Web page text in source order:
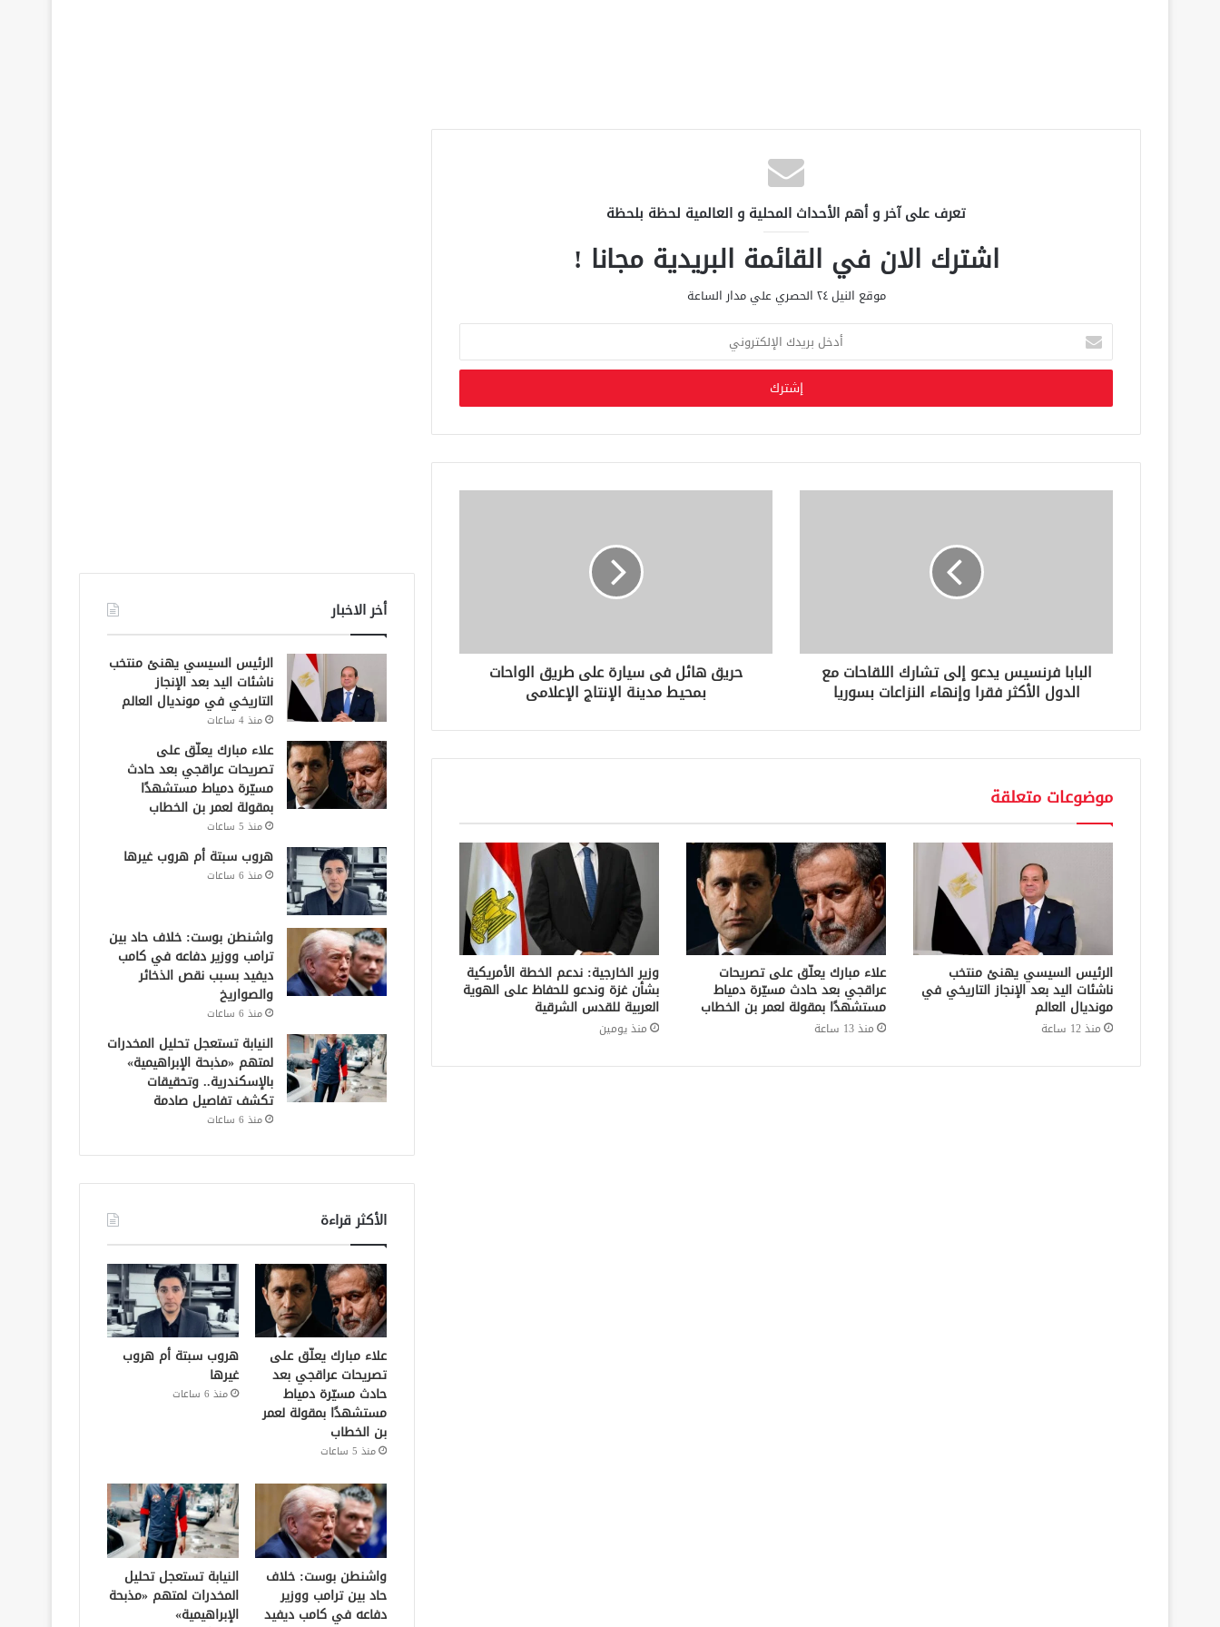
تعرف على آخر و أهم الأحداث المحلية و العالمية لحظة بلحظة
اشترك الان في القائمة البريدية مجانا !
موقع النيل ٢٤ الحصري علي مدار الساعة
خ
ب
د
ك
ن
البابا فرنسيس يدعو إلى تشارك اللقاحات مع
الدول الأكثر فقرا وإنهاء النزاعات بسوريا
حريق هائل فى سيارة على طريق الواحات
بمحيط مدينة الإنتاج الإعلامى
موضوعات متعلقة
الرئيس السيسي يهنئ منتخب
ناشئات اليد بعد الإنجاز التاريخي في
مونديال العالم
منذ 12 ساعة
علاء مبارك يعلّق على تصريحات
عراقجي بعد حادث مسيّرة دمياط
مستشهدًا بمقولة لعمر بن الخطاب
منذ 13 ساعة
وزير الخارجية: ندعم الخطة الأمريكية
بشأن غزة وندعو للحفاظ على الهوية
العربية للقدس الشرقية
منذ يومين
أخر الاخبار
الرئيس السيسي يهنئ منتخب
ناشئات اليد بعد الإنجاز
التاريخي في مونديال العالم
منذ 4 ساعات
علاء مبارك يعلّق على
تصريحات عراقجي بعد حادث
مسيّرة دمياط مستشهدًا
بمقولة لعمر بن الخطاب
منذ 5 ساعات
هروب سبتة أم هروب غيرها
منذ 6 ساعات
واشنطن بوست: خلاف حاد بين
ترامب ووزير دفاعه في كامب
ديفيد بسبب نقص الذخائر
والصواريخ
منذ 6 ساعات
النيابة تستعجل تحليل المخدرات
لمتهم «مذبحة الإبراهيمية»
بالإسكندرية.. وتحقيقات
تكشف تفاصيل صادمة
منذ 6 ساعات
الأكثر قراءة
علاء مبارك يعلّق على
تصريحات عراقجي بعد
حادث مسيّرة دمياط
مستشهدًا بمقولة لعمر
بن الخطاب
منذ 5 ساعات
هروب سبتة أم هروب
غيرها
منذ 6 ساعات
واشنطن بوست: خلاف
حاد بين ترامب ووزير
دفاعه في كامب ديفيد
النيابة تستعجل تحليل
المخدرات لمتهم «مذبحة
الإبراهيمية»